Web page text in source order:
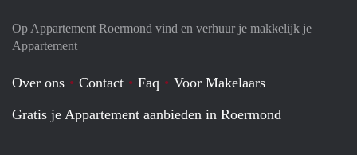
Op Appartement Roermond vind en verhuur je makkelijk je
Appartement
Over ons Contact Faq
Voor Makelaars
Gratis je Appartement aanbieden in Roermond